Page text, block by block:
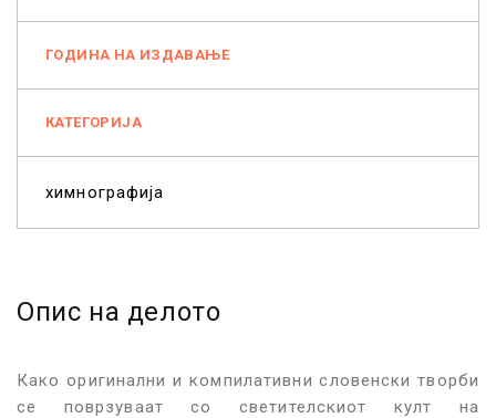
ГОДИНА НА ИЗДАВАЊЕ
КАТЕГОРИЈА
химнографија
Опис на делото
Како оригинални и компилативни словенски творби
се поврзуваат со светителскиот култ на